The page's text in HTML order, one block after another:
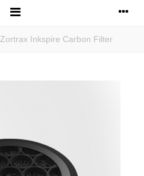
Zortrax Inkspire Carbon Filter